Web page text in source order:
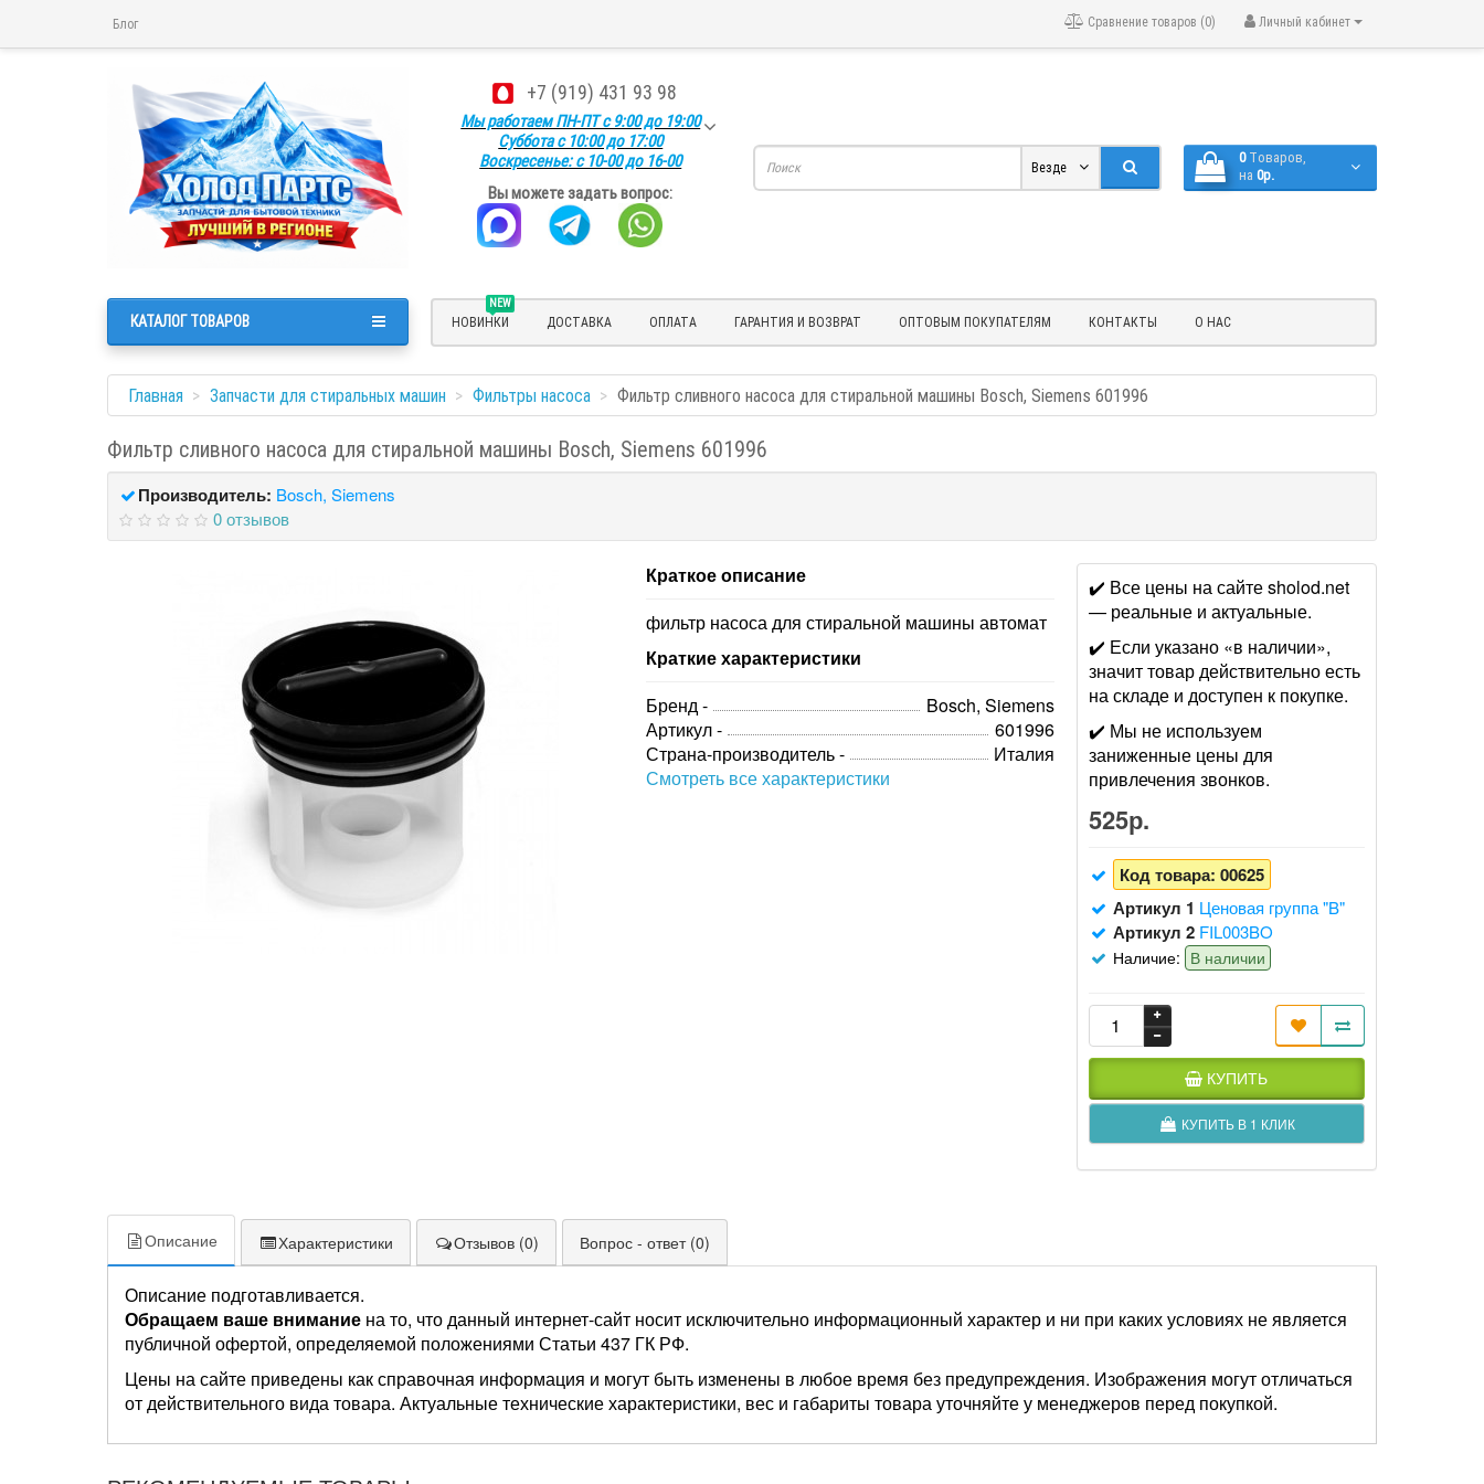
Блог Личный кабинет
Сравнение товаров (0)
+7 (919) 431 93 98
Мы работаем ПН-ПТ с 9:00 до 19:00
Суббота с 10:00 до 17:00
Воскресенье: с 10-00 до 16-00
Вы можете задать вопрос:
0 Tоваров,
на 0р.
Везде
NEW
НОВИНКИ ДОСТАВКА ОПЛАТА ГАРАНТИЯ И ВОЗВРАТ ОПТОВЫМ ПОКУПАТЕЛЯМ КОНТАКТЫ О НАС
КАТАЛОГ ТОВАРОВ
Главная Запчасти для стиральных машин Фильтры насоса Фильтр сливного насоса для стиральной машины Bosch, Siemens 601996
Фильтр сливного насоса для стиральной машины Bosch, Siemens 601996
Производитель: Bosch, Siemens
0 отзывов
Краткое описание
фильтр насоса для стиральной машины автомат
Краткие характеристики
Бренд -
Bosch, Siemens
Артикул -
601996
Страна-производитель -
Италия
Смотреть все характеристики
✔️ Все цены на сайте sholod.net
— реальные и актуальные.
✔️ Если указано «в наличии»,
значит товар действительно есть
на складе и доступен к покупке.
✔️ Мы не используем
заниженные цены для
привлечения звонков.
525р.
Код товара: 00625
Артикул 1 Ценовая группа "B"
Артикул 2 FIL003BO
Наличие: В наличии
КУПИТЬ
КУПИТЬ В 1 КЛИК
Описание Характеристики Отзывов (0) Вопрос - ответ (0)
Описание подготавливается.
Обращаем ваше внимание на то, что данный интернет-сайт носит исключительно информационный характер и ни при каких условиях не является
публичной офертой, определяемой положениями Статьи 437 ГК РФ.
Цены на сайте приведены как справочная информация и могут быть изменены в любое время без предупреждения. Изображения могут отличаться
от действительного вида товара. Актуальные технические характеристики, вес и габариты товара уточняйте у менеджеров перед покупкой.